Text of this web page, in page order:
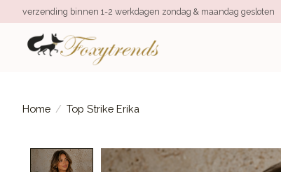
verzending binnen 1-2 werkdagen zondag & maandag gesloten
Home / Top Strike Erika
Product image slideshow Items